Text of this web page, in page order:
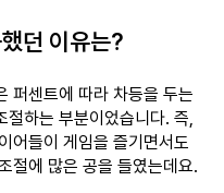
던 이유는?
퍼센트에 따라 차등을 두는
하는 부분이었습니다. 즉,
어들이 게임을 즐기면서도
절에 많은 공을 들였는데요.